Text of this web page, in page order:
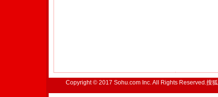
Copyright © 2017 Sohu.com Inc. All Rights Reserved.搜